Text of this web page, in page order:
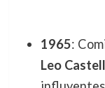
1965:
Leo